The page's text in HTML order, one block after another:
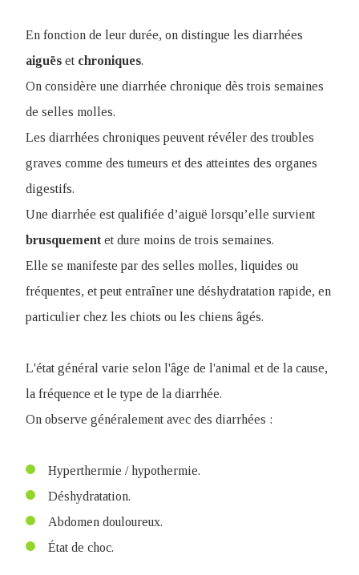
En fonction de leur durée, on distingue les diarrhées
aiguës et chroniques.
On considère une diarrhée chronique dès trois semaines
de selles molles.
Les diarrhées chroniques peuvent révéler des troubles
graves comme des tumeurs et des atteintes des organes
digestifs.
Une diarrhée est qualifiée d’aiguë lorsqu’elle survient
brusquement et dure moins de trois semaines.
Elle se manifeste par des selles molles, liquides ou
fréquentes, et peut entraîner une déshydratation rapide, en
particulier chez les chiots ou les chiens âgés.
L'état général varie selon l'âge de l'animal et de la cause,
la fréquence et le type de la diarrhée.
On observe généralement avec des diarrhées :
Hyperthermie / hypothermie.
Déshydratation.
Abdomen douloureux.
État de choc.